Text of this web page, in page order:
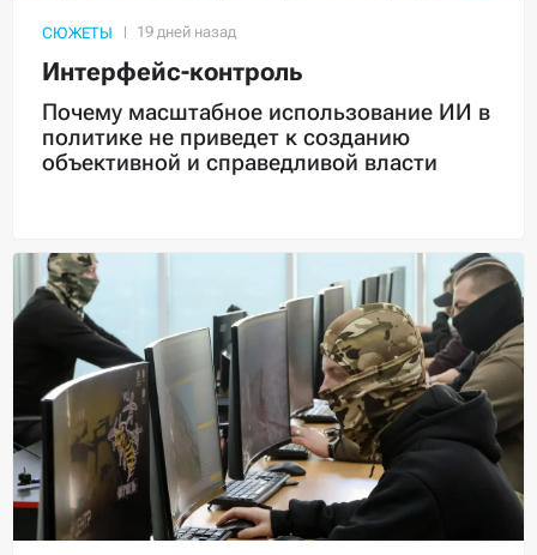
СЮЖЕТЫ
Интерфейс-контроль
Почему масштабное использование ИИ в
политике не приведет к созданию
объективной и справедливой власти